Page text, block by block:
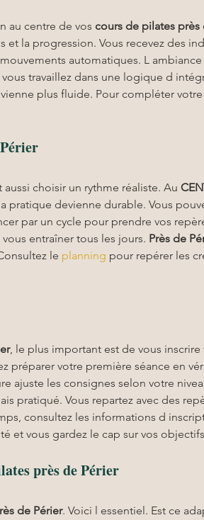
au centre de vos cours de pilates près
et la progression. Vous recevez des
automatiques. L
vous travaillez dans une logique d
plus fluide. Pour compléter
aussi choisir un rythme réaliste. Au
pratique devienne durable. Vous
par un cycle pour prendre vos
entraîner tous les jours. Près de
le planning pour repérer les
, le plus important est de vous
préparer votre première séance en
ajuste les consignes selon votre
pratiqué. Vous repartez avec des
consultez les informations d
et vous gardez le cap sur vos
près de Périer
de Périer. Voici l essentiel. Est ce